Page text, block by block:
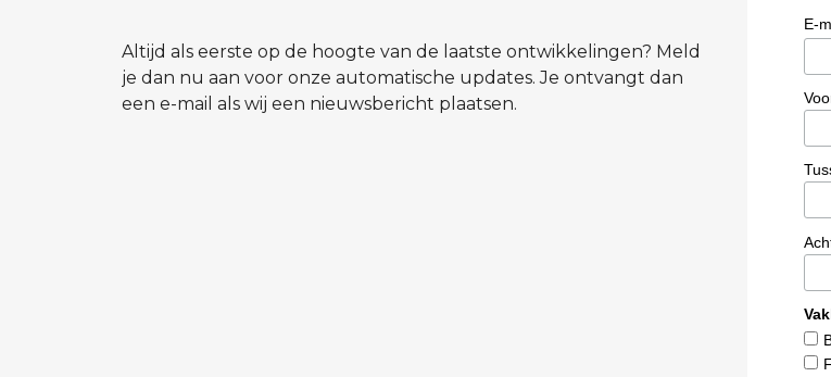
Altijd als eerste op de hoogte van de laatste ontwikkelingen? Meld
je dan nu aan voor onze automatische updates. Je ontvangt dan
een e-mail als wij een nieuwsbericht plaatsen.
E-